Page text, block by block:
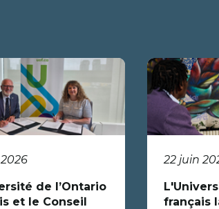
de l’Ontario
et le Conseil
22 juin
français